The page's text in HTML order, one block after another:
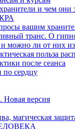
и чем они
вашим
транс. О
и можно ли от
польза
после сеанса
сердцу
Новая версия
магическая